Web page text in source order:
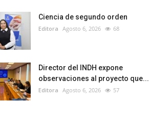
Ciencia de segundo orden
Editora Agosto 6, 2026 68
Director del INDH expone
observaciones al proyecto que...
Editora Agosto 6, 2026 57